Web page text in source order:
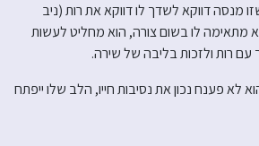
מנסה דווקא לשדך לו דווקא את רות (ניב
מתאימה לו בשום צורה, הוא מחליט לעשות
רות ולזכות בליבה של שירה.
לא פענח נכון את נסיבות חייו, הלב שלו ייפתח